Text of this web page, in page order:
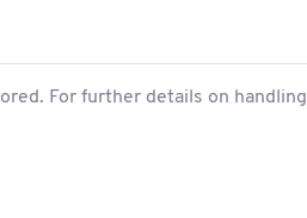
For further details on handling